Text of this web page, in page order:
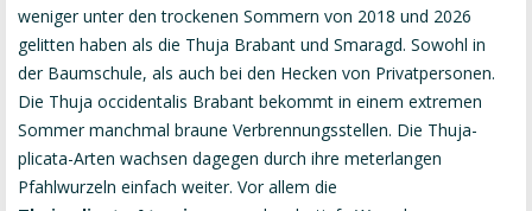
weniger unter den trockenen Sommern von 2018 und 2026
gelitten haben als die Thuja Brabant und Smaragd. Sowohl in
der Baumschule, als auch bei den Hecken von Privatpersonen.
Die Thuja occidentalis Brabant bekommt in einem extremen
Sommer manchmal braune Verbrennungsstellen. Die Thuja-
plicata-Arten wachsen dagegen durch ihre meterlangen
Pfahlwurzeln einfach weiter. Vor allem die